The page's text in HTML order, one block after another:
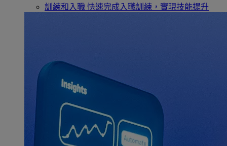
訓練和入職 快速完成入職訓練，實現技能提升